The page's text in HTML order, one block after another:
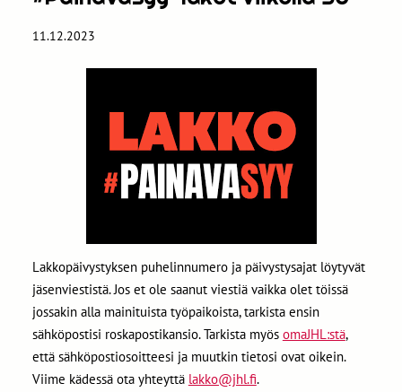
11.12.2023
Lakkopäivystyksen puhelinnumero ja päivystysajat löytyvät
jäsenviestistä. Jos et ole saanut viestiä vaikka olet töissä
jossakin alla mainituista työpaikoista, tarkista ensin
sähköpostisi roskapostikansio. Tarkista myös omaJHL:stä,
että sähköpostiosoitteesi ja muutkin tietosi ovat oikein.
Viime kädessä ota yhteyttä lakko@jhl.fi.